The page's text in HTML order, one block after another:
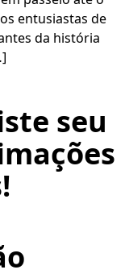
entusiastas de
da história
seu